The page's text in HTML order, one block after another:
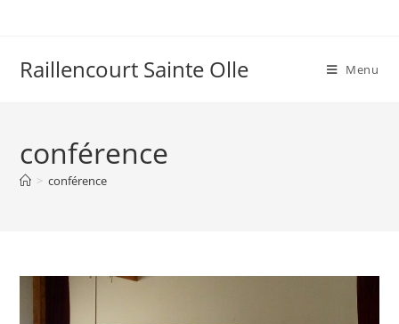
Raillencourt Sainte Olle Menu
conférence
> conférence